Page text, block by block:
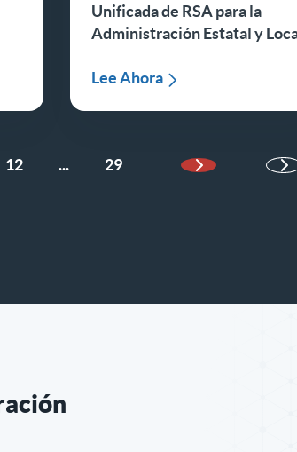
Unificada de RSA para la
Administración Estatal y
Lee Ahora
12 ... 29
Página